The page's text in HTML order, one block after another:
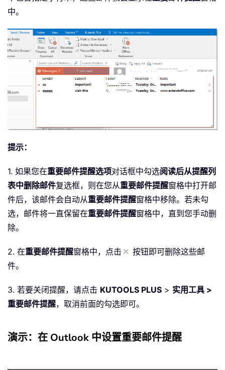
中。
提示：
1. 如果您在重要邮件提醒选项对话框中勾选阅读后从提醒列
表中删除邮件复选框，则在您从重要邮件提醒窗格中打开邮
件后，该邮件会自动从重要邮件提醒窗格中移除。若未勾
选，邮件将一直保留在重要邮件提醒窗格中，直到您手动删
除。
2. 在重要邮件提醒窗格中，点击
按钮即可删除这些邮
件。
3. 若要关闭提醒，请点击 KUTOOLS PLUS > 实用工具 >
重要邮件提醒，取消前面的勾选即可。
演示：在 Outlook 中设置重要邮件提醒